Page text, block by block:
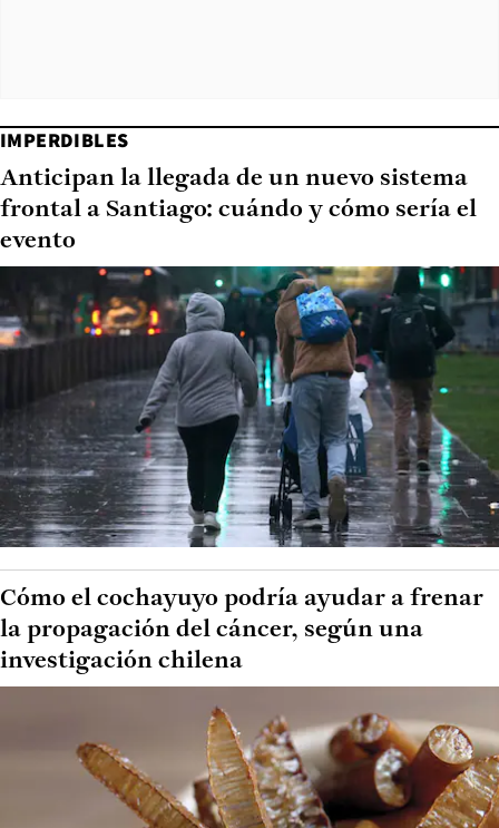
IMPERDIBLES
Anticipan la llegada de un nuevo sistema
frontal a Santiago: cuándo y cómo sería el
evento
Cómo el cochayuyo podría ayudar a frenar
la propagación del cáncer, según una
investigación chilena